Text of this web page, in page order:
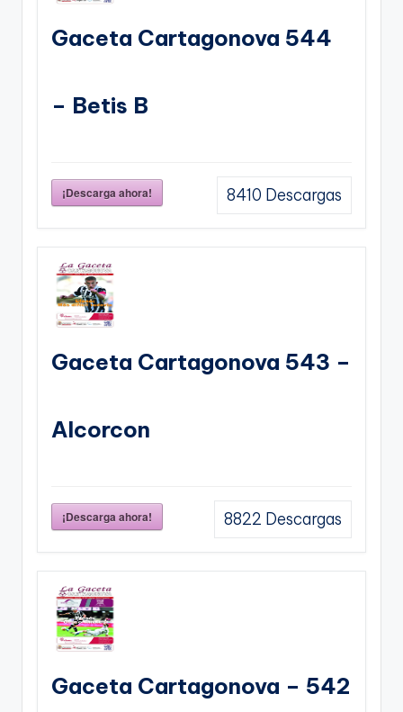
Gaceta Cartagonova 544
– Betis B
¡Descarga ahora! 8410 Descargas
Gaceta Cartagonova 543 –
Alcorcon
¡Descarga ahora! 8822 Descargas
Gaceta Cartagonova – 542